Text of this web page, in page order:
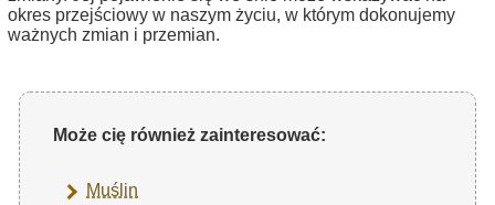
okres przejściowy w naszym życiu, w którym dokonujemy
ważnych zmian i przemian.
Może cię również zainteresować:
Muślin